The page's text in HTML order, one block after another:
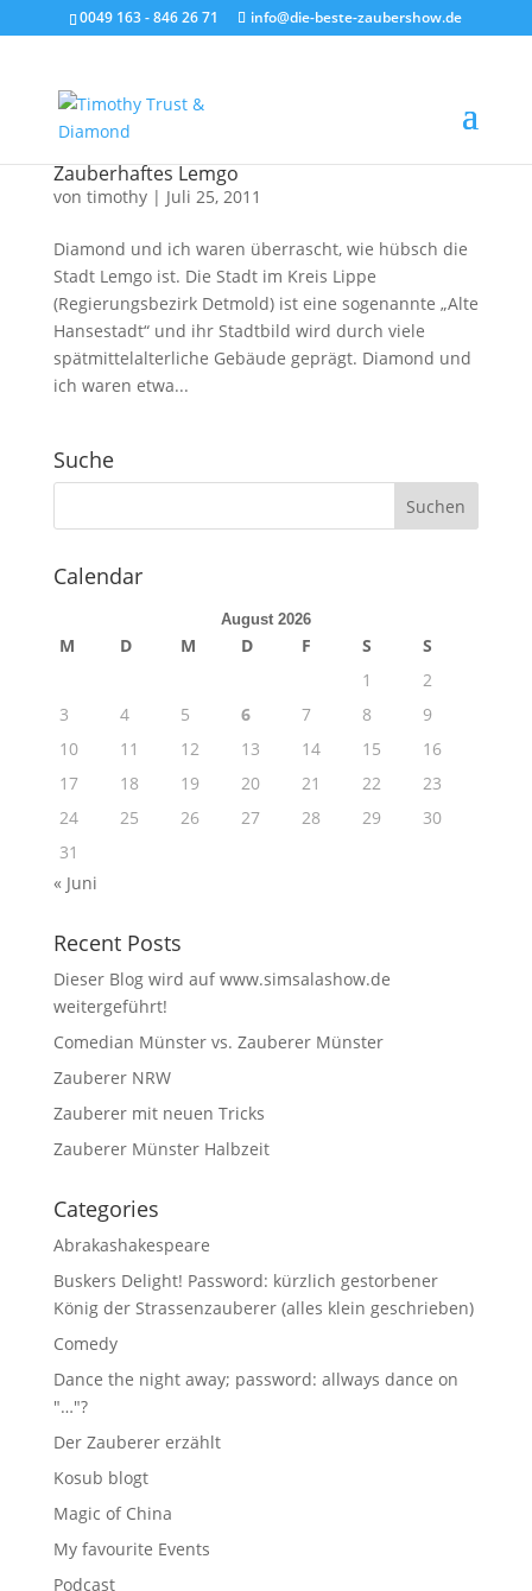
0049 163 - 846 26 71 info@die-beste-zaubershow.de
Zauberhaftes Lemgo
von timothy| Juli 25, 2011
Diamond und ich waren überrascht, wie hübsch die
Stadt Lemgo ist. Die Stadt im Kreis Lippe
(Regierungsbezirk Detmold) ist eine sogenannte „Alte
Hansestadt“ und ihr Stadtbild wird durch viele
spätmittelalterliche Gebäude geprägt. Diamond und
ich waren etwa...
Suche
Calendar
August 2026
M D M D F S
S
1
2
3
4 5 6 7 8
9
10
11 12 13 14 15
16
17
18 19 20 21 22
23
24
25 26 27 28 29
30
31
« Juni
Recent Posts
Dieser Blog wird auf www.simsalashow.de
weitergeführt!
Comedian Münster vs. Zauberer Münster
Zauberer NRW
Zauberer mit neuen Tricks
Zauberer Münster Halbzeit
Categories
Abrakashakespeare
Buskers Delight! Password: kürzlich gestorbener
König der Strassenzauberer (alles klein geschrieben)
Comedy
Dance the night away; password: allways dance on
"…"?
Der Zauberer erzählt
Kosub blogt
Magic of China
My favourite Events
Podcast